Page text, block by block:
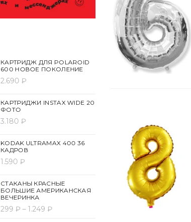
КАРТРИДЖ ДЛЯ POLAROID
600 НОВОЕ ПОКОЛЕНИЕ
2.690 ₽
КАРТРИДЖИ INSTAX WIDE 20
ФОТО
3.180 ₽
KODAK ULTRAMAX 400 36
КАДРОВ
1.590 ₽
СТАКАНЫ КРАСНЫЕ
БОЛЬШИЕ АМЕРИКАНСКАЯ
ВЕЧЕРИНКА
299 ₽ – 1.249 ₽